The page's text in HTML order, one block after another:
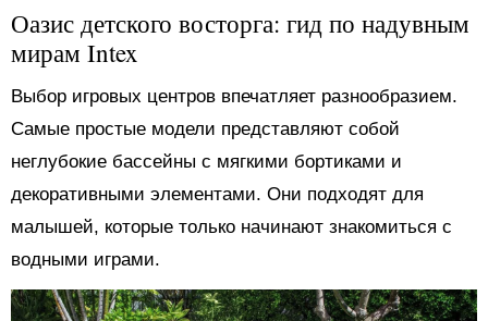
Оазис детского восторга: гид по надувным
мирам Intex
Выбор игровых центров впечатляет разнообразием.
Самые простые модели представляют собой
неглубокие бассейны с мягкими бортиками и
декоративными элементами. Они подходят для
малышей, которые только начинают знакомиться с
водными играми.